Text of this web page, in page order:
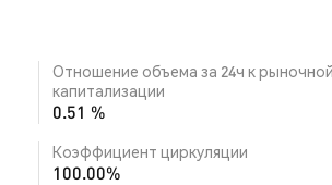
Отношение объема за 24ч к
капитализации
0.51 %
Коэффициент циркуляции
100.00%